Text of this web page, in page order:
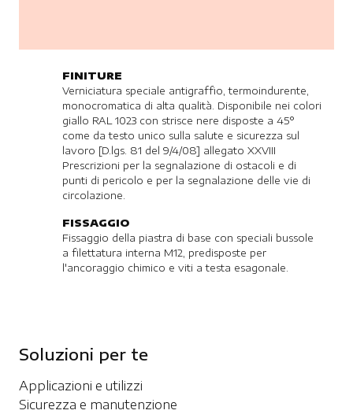
FINITURE
Verniciatura speciale antigraffio, termoindurente,
monocromatica di alta qualità. Disponibile nei colori
giallo RAL 1023 con strisce nere disposte a 45°
come da testo unico sulla salute e sicurezza sul
lavoro [D.lgs. 81 del 9/4/08] allegato XXVIII
Prescrizioni per la segnalazione di ostacoli e di
punti di pericolo e per la segnalazione delle vie di
circolazione.
FISSAGGIO
Fissaggio della piastra di base con speciali bussole
a filettatura interna M12, predisposte per
l'ancoraggio chimico e viti a testa esagonale.
Soluzioni per te
Applicazioni e utilizzi
Sicurezza e manutenzione